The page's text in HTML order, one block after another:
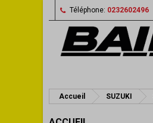
Téléphone: 0232602496
Accueil SUZUKI